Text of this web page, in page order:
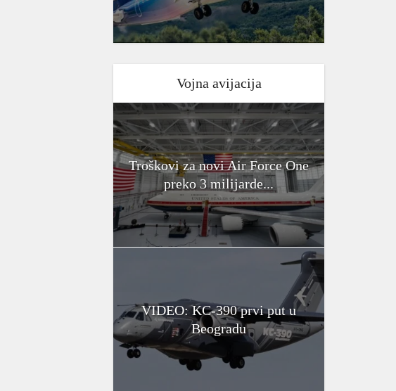
Vojna avijacija
Troškovi za novi Air Force One
preko 3 milijarde...
VIDEO: KC-390 prvi put u
Beogradu